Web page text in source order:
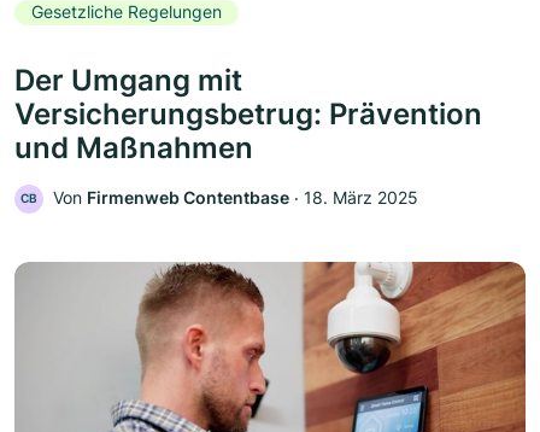
Gesetzliche Regelungen
Der Umgang mit
Versicherungsbetrug: Prävention
und Maßnahmen
CB Von Firmenweb Contentbase ‧ 18. März 2025